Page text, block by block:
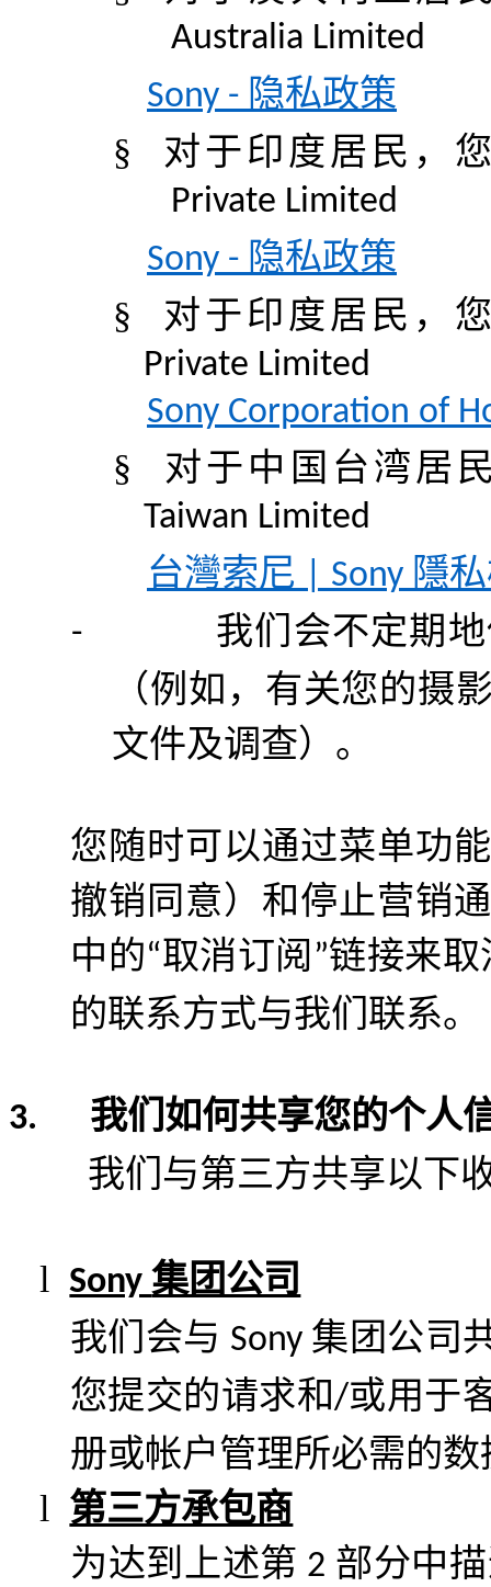
Australia Limited
Sony - 隐私政策
§
对于印度居民 ，
Private Limited
Sony - 隐私政策
§
对于印度居民 ，
Private Limited
Sony Corporation of
§ 对于中国台湾居
Taiwan Limited
台灣索尼 | Sony 隱
-
我们会不定期
（例如 ， 有关您的摄
文件及调查） 。
您随时可以通过菜单功
撤销同意） 和停止营销
中的“取消订阅 ”链接来
的联系方式与我们联系。
3.
我们如何共享您的个人
我们与第三方共享以下
l Sony集团公司
我们会与 Sony 集团公司
您提交的请求和/或用于
册或帐户管理所必需的数
l 第三方承包商
为达到上述第 2 部分中